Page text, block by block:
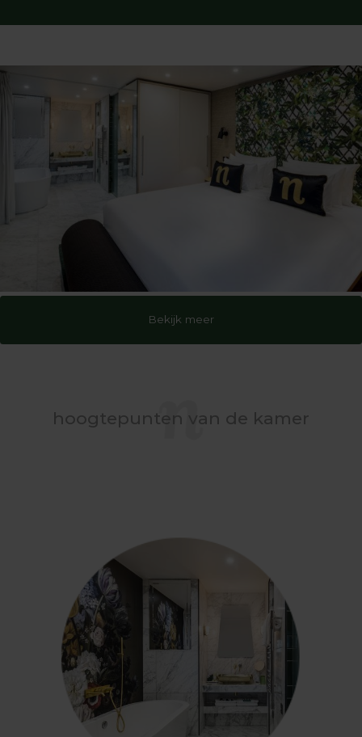
Bekijk meer
hoogtepunten van de kamer